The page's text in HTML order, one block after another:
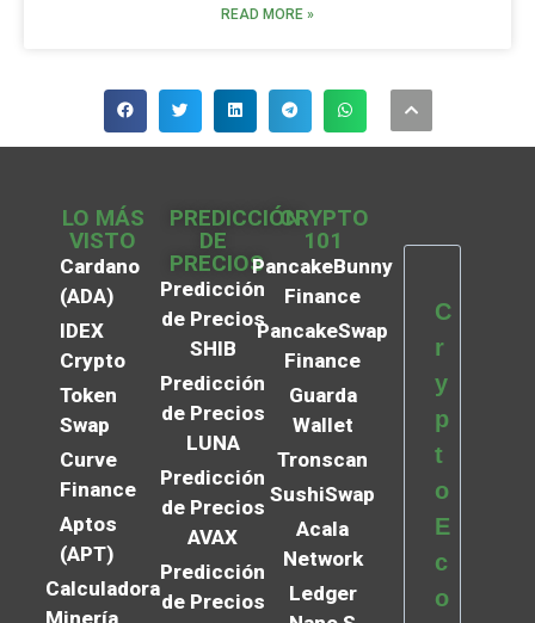
READ MORE »
LO MÁS
VISTO
Cardano
(ADA)
IDEX
Crypto
Token
Swap
Curve
Finance
Aptos
(APT)
Calculadora
Minería
PREDICCIÓN
DE
PRECIOS
Predicción
de Precios
SHIB
Predicción
de Precios
LUNA
Predicción
de Precios
AVAX
Predicción
de Precios
CRYPTO
101
PancakeBunny
Finance
PancakeSwap
Finance
Guarda
Wallet
Tronscan
SushiSwap
Acala
Network
Ledger
C
r
y
p
t
o
E
c
o